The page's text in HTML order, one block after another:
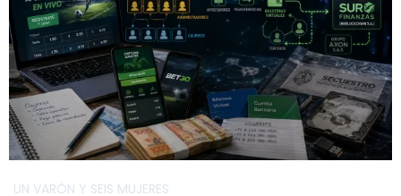
UN VARÓN Y SEIS MUJERES